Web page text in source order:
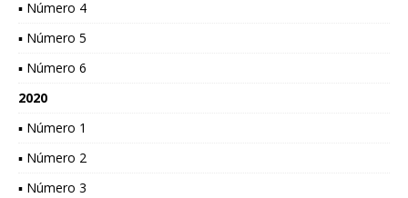
▪ Número 4
▪ Número 5
▪ Número 6
2020
▪ Número 1
▪ Número 2
▪ Número 3